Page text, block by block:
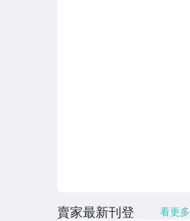
賣家最新刊登 看更多